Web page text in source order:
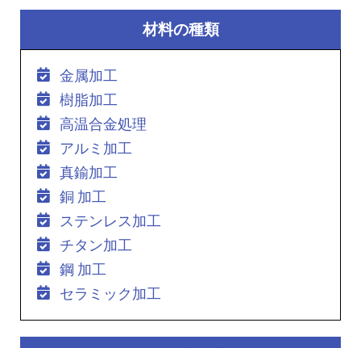
材料の種類
金属加工
樹脂加工
高温合金処理
アルミ加工
真鍮加工
銅 加工
ステンレス加工
チタン加工
鋼 加工
セラミック加工